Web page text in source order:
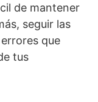
de mantener
seguir las
que
tus